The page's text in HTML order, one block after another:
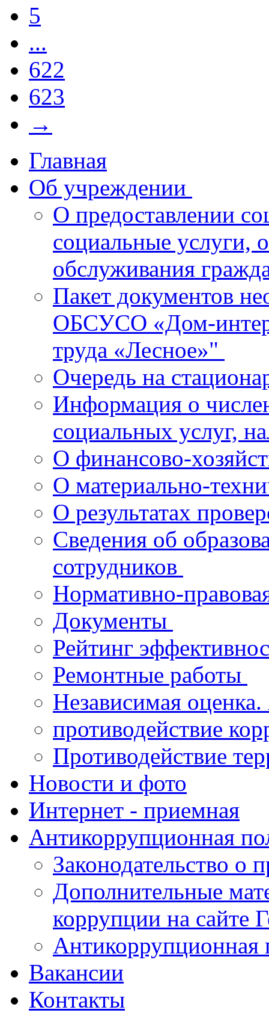
5
...
622
623
→
Главная
Об учреждении
О предоставлении
социальные услуги,
обслуживания
Пакет документов
ОБСУСО «Дом-
труда «Лесное»"
Очередь на
Информация о
социальных услуг,
О финансово-
О материально-
О результатах
Сведения об
сотрудников
Нормативно-
Документы
Рейтинг
Ремонтные работы
Независимая
противодействие
Противодействие
Новости и фото
Интернет - приемная
Антикоррупционная
Законодательство о
Дополнительные
коррупции на сайте
Антикоррупционная
Вакансии
Контакты